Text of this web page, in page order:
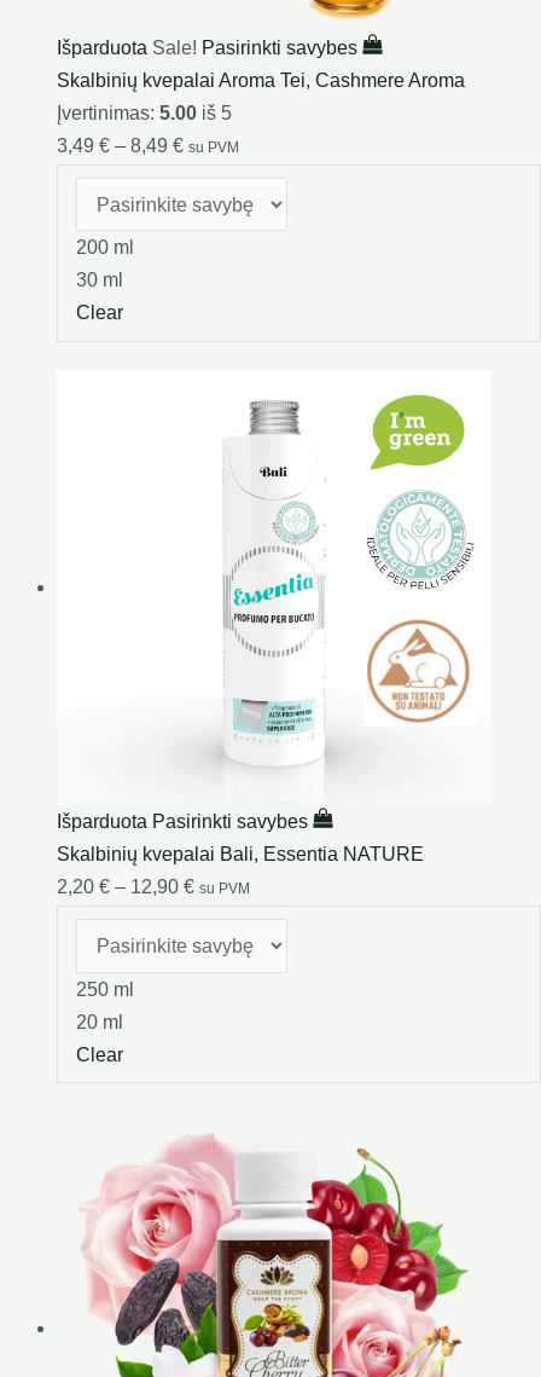
Išparduota Sale! Pasirinkti savybes
Skalbinių kvepalai Aroma Tei, Cashmere Aroma
Įvertinimas: 5.00iš 5
3,49 € – 8,49 € su PVM
200 ml
30 ml
Clear
Išparduota Pasirinkti savybes
Skalbinių kvepalai Bali, Essentia NATURE
2,20 € – 12,90 € su PVM
250 ml
20 ml
Clear